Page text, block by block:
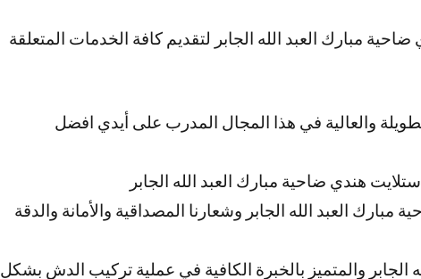
مبارك العبد الله الجابر لتقديم كافة الخدمات المتعلقة
خدمة 24 ساعة بالخبرة الطويلة والعالية في هذا المجال المدرب على أيدي افضل
هندي ضاحية مبارك العبد الله الجابر
العبد الله الجابر وشعارنا المصداقية والأمانة والدقة
الجابر والمتميز بالخبرة الكافية في عملية تركيب الدش بشكل